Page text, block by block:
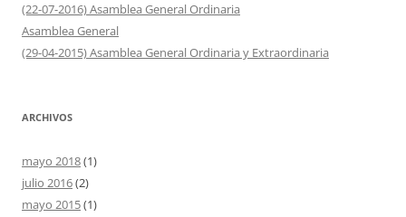
(22-07-2016) Asamblea General Ordinaria
Asamblea General
(29-04-2015) Asamblea General Ordinaria y Extraordinaria
ARCHIVOS
mayo 2018(1)
julio 2016(2)
mayo 2015(1)